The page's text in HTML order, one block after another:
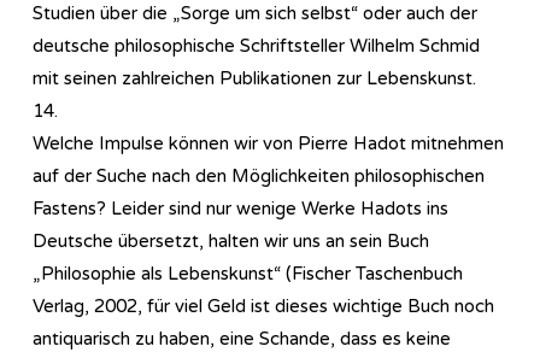
Studien über die „Sorge um sich selbst“ oder auch der
deutsche philosophische Schriftsteller Wilhelm Schmid
mit seinen zahlreichen Publikationen zur Lebenskunst.
14.
Welche Impulse können wir von Pierre Hadot mitnehmen
auf der Suche nach den Möglichkeiten philosophischen
Fastens? Leider sind nur wenige Werke Hadots ins
Deutsche übersetzt, halten wir uns an sein Buch
„Philosophie als Lebenskunst“ (Fischer Taschenbuch
Verlag, 2002, für viel Geld ist dieses wichtige Buch noch
antiquarisch zu haben, eine Schande, dass es keine